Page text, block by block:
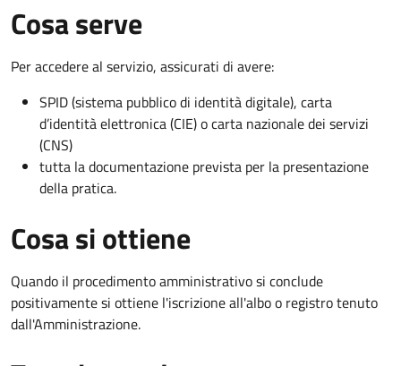
Cosa serve
Per accedere al servizio, assicurati di avere:
SPID (sistema pubblico di identità digitale), carta
d’identità elettronica (CIE) o carta nazionale dei servizi
(CNS)
tutta la documentazione prevista per la presentazione
della pratica.
Cosa si ottiene
Quando il procedimento amministrativo si conclude
positivamente si ottiene l'iscrizione all'albo o registro tenuto
dall'Amministrazione.